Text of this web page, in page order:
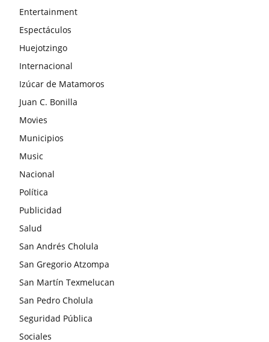
Entertainment
Espectáculos
Huejotzingo
Internacional
Izúcar de Matamoros
Juan C. Bonilla
Movies
Municipios
Music
Nacional
Política
Publicidad
Salud
San Andrés Cholula
San Gregorio Atzompa
San Martín Texmelucan
San Pedro Cholula
Seguridad Pública
Sociales